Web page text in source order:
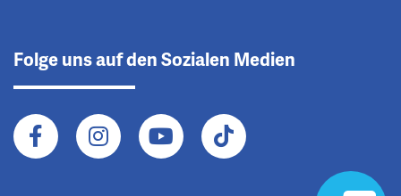
Folge uns auf den Sozialen Medien